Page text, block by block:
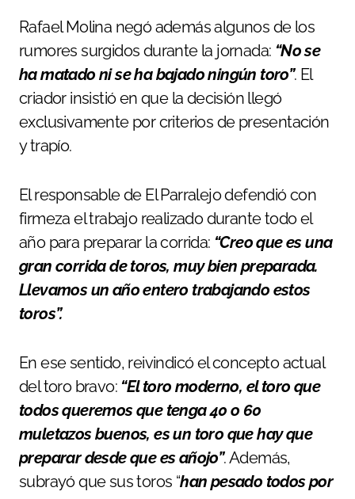
Rafael Molina negó además algunos de los
rumores surgidos durante la jornada: “No se
ha matado ni se ha bajado ningún toro”. El
criador insistió en que la decisión llegó
exclusivamente por criterios de presentación
y trapío.
El responsable de El Parralejo defendió con
firmeza el trabajo realizado durante todo el
año para preparar la corrida: “Creo que es una
gran corrida de toros, muy bien preparada.
Llevamos un año entero trabajando estos
toros”.
En ese sentido, reivindicó el concepto actual
del toro bravo: “El toro moderno, el toro que
todos queremos que tenga 40 o 60
muletazos buenos, es un toro que hay que
preparar desde que es añojo”. Además,
subrayó que sus toros “han pesado todos por